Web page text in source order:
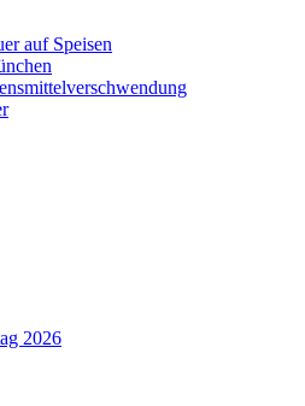
auf Speisen
2026